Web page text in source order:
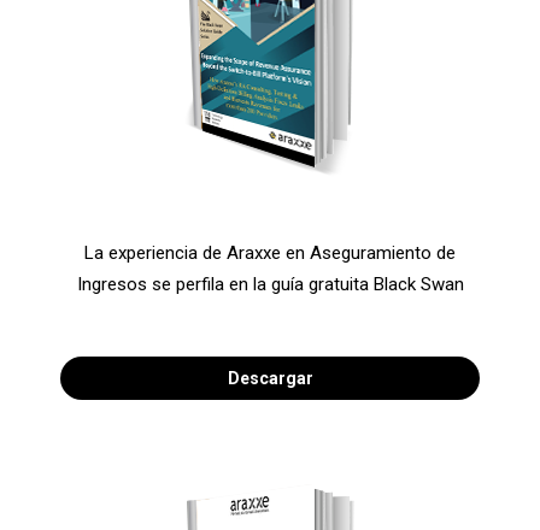
La experiencia de Araxxe en Aseguramiento de
Ingresos se perfila en la guía gratuita Black Swan
Descargar